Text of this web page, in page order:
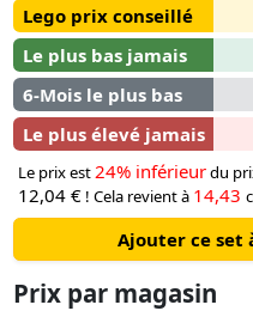
Lego prix conseillé
Le plus bas jamais
6-Mois le plus bas
Le plus élevé jamais
Le prix est24% inférieurdu
12,04 € ! Cela revient à 14,43
Ajouter ce set
Prix ​​par magasin